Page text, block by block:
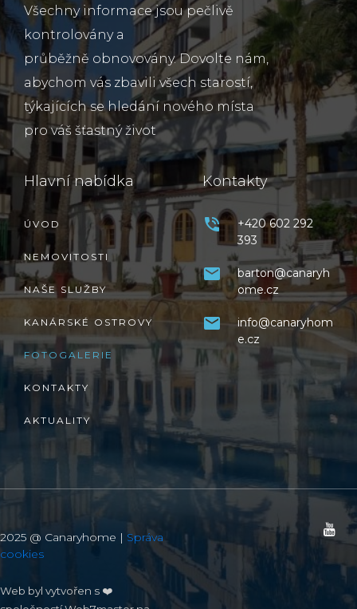
Všechny informace jsou pečlivě
kontrolovány a
průběžně obnovovány. Dovolte nám,
abychom vás zbavili všech starostí,
týkajících se hledání nového místa
pro váš šťastný život
Hlavní nabídka
ÚVOD
NEMOVITOSTI
NAŠE SLUŽBY
KANÁRSKÉ OSTROVY
FOTOGALERIE
KONTAKTY
AKTUALITY
Kontakty
+420 602 292
393
barton@canaryh
ome.cz
info@canaryhom
e.cz
2025 @ Canaryhome | Správa
cookies
Web byl vytvořen s ❤️